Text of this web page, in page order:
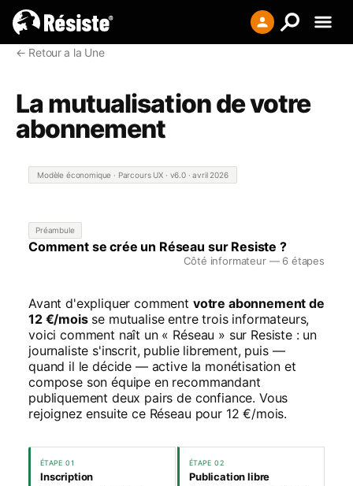
S'enregistrer
← Retour a la Une
La mutualisation de votre
abonnement
Modèle économique · Parcours UX · v6.0 · avril 2026
Préambule
Comment se crée un Réseau sur Resiste ?
Côté informateur — 6 étapes
Avant d'expliquer comment votre abonnement de
12 €/moisse mutualise entre trois informateurs,
voici comment naît un « Réseau » sur Resiste : un
journaliste s'inscrit, publie librement, puis —
quand il le décide — active la monétisation et
compose son équipe en recommandant
publiquement deux pairs de confiance. Vous
rejoignez ensuite ce Réseau pour 12 €/mois.
ÉTAPE 01
Inscription
ÉTAPE 02
Publication libre